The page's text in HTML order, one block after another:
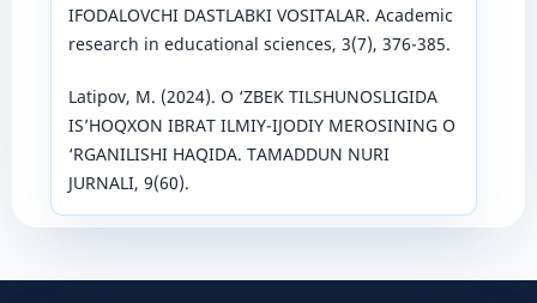
IFODALOVCHI DASTLABKI VOSITALAR. Academic
research in educational sciences, 3(7), 376-385.
Latipov, M. (2024). O ‘ZBEK TILSHUNOSLIGIDA
IS’HOQXON IBRAT ILMIY-IJODIY MEROSINING O
‘RGANILISHI HAQIDA. TAMADDUN NURI
JURNALI, 9(60).